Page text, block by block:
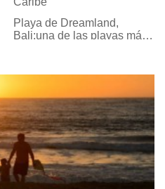
Playa de Dreamland,
Bali:una de las playas más